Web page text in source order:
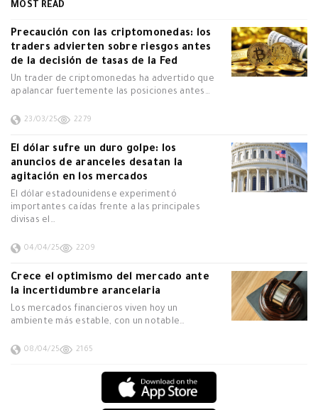
MOST READ
Precaución con las criptomonedas: los
traders advierten sobre riesgos antes
de la decisión de tasas de la Fed
Un trader de criptomonedas ha advertido que
apalancar fuertemente las posiciones antes…
23/03/25 2279
El dólar sufre un duro golpe: los
anuncios de aranceles desatan la
agitación en los mercados
El dólar estadounidense experimentó
importantes caídas frente a las principales
divisas el…
04/04/25 2209
Crece el optimismo del mercado ante
la incertidumbre arancelaria
Los mercados financieros viven hoy un
ambiente más estable, con un notable…
08/04/25 2165